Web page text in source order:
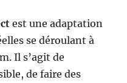
est une adaptation
se déroulant à
Il s’agit de
de faire des